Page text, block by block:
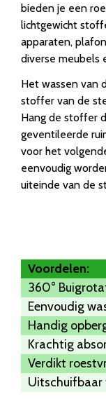
bieden je een
lichtgewicht
apparaten,
diverse meubels
Het wassen van
stoffer van de
Hang de stoffer
geventileerde
voor het
eenvoudig
uiteinde van de
Voordelen:
360°
Eenvoudig
Handig
Krachtig
Verdikt